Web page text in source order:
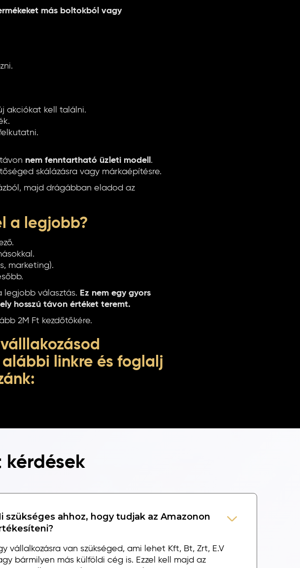
más boltokból vagy
akciókat kell találni.
nem fenntartható üzleti modell .
skálázásra vagy márkaépítésre.
majd drágábban eladod az
a legjobb?
marketing).
legjobb választás. Ez nem egy gyors
hosszú távon értéket teremt.
2M Ft kezdőtőkére.
linkre és foglalj
kérdések
szükséges ahhoz, hogy tudjak az Amazonon
vállalkozásra van szükséged, ami lehet Kft, Bt, Zrt, E.V
bármilyen más külföldi cég is. Ezzel kell majd az